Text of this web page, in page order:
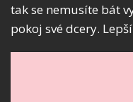
tak se nemusíte bát
pokoj své dcery.